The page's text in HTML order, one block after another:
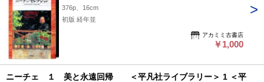
376p、16cm
初版 経年並
アカミミ古書店
￥1,000
ニーチェ １ 美と永遠回帰 ＜平凡社ライブラリー＞ 1 ＜平